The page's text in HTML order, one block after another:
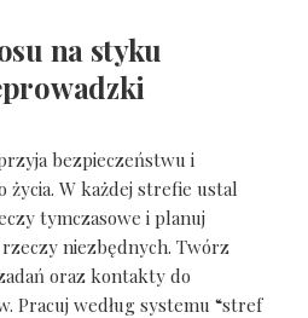
na styku
bezpieczeństwu i
W każdej strefie ustal
tymczasowe i planuj
niezbędnych. Twórz
oraz kontakty do
Pracuj według systemu “stref